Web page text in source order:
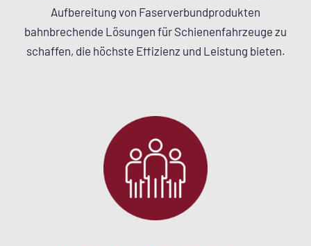
Aufbereitung von Faserverbundprodukten
bahnbrechende Lösungen für Schienenfahrzeuge zu
schaffen, die höchste Effizienz und Leistung bieten.